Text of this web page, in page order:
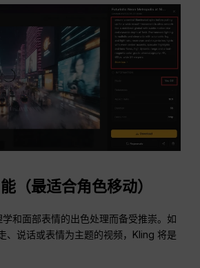
（最适合角色移动）
和面部表情的出色处理而备受推崇。如
、说话或表情为主题的视频，Kling 将是